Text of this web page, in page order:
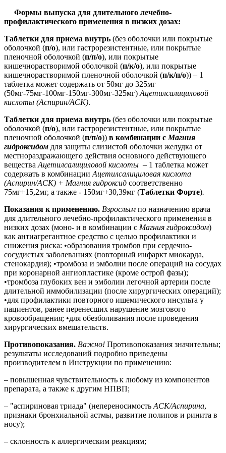
Формы выпуска для длительного лечебно-
профилактического применения в низких дозах:
Таблетки для приема внутрь (без оболочки или покрытые
оболочкой (п/о), или гастрорезистентные, или покрытые
пленочной оболочкой (п/п/о), или покрытые
кишечнорастворимой оболочкой (п/к/о), или покрытые
кишечнорастворимой пленочной оболочкой (п/к/п/о)) – 1
таблетка может содержать от 50мг до 325мг
(50мг-75мг-100мг-150мг-300мг-325мг) Ацетилсалициловой
кислоты (Аспирин/АСК).
Таблетки для приема внутрь (без оболочки или покрытые
оболочкой (п/о), или гастрорезистентные, или покрытые
пленочной оболочкой (п/п/о)) в комбинации с Магния
гидроксидом для защиты слизистой оболочки желудка от
местнораздражающего действия основного действующего
вещества Ацетилсалициловой кислоты – 1 таблетка может
содержать в комбинации Ацетилсалициловая кислота
(Аспирин/АСК) + Магния гидроксид соответственно
75мг+15,2мг, а также - 150мг+30,39мг (Таблетки Форте).
Показания к применению. Взрослым по назначению врача
для длительного лечебно-профилактического применения в
низких дозах (моно- и в комбинации с Магния гидроксидом)
как антиагрегантное средство с целью профилактики и
снижения риска: •образования тромбов при сердечно-
сосудистых заболеваниях (повторный инфаркт миокарда,
стенокардия); •тромбоза и эмболии после операций на сосудах
при коронарной ангиопластике (кроме острой фазы);
•тромбоза глубоких вен и эмболии легочной артерии после
длительной иммобилизации (после хирургических операций);
•для профилактики повторного ишемического инсульта у
пациентов, ранее перенесших нарушение мозгового
кровообращения; •для обезболивания после проведения
хирургических вмешательств.
Противопоказания. Важно! Противопоказания значительны;
результаты исследований подробно приведены
производителем в Инструкции по применению:
– повышенная чувствительность к любому из компонентов
препарата, а также к другим НПВП;
– "аспириновая триада" (непереносимость АСК/Аспирина,
признаки бронхиальной астмы, развитие полипов и ринита в
носу);
– склонность к аллергическим реакциям;